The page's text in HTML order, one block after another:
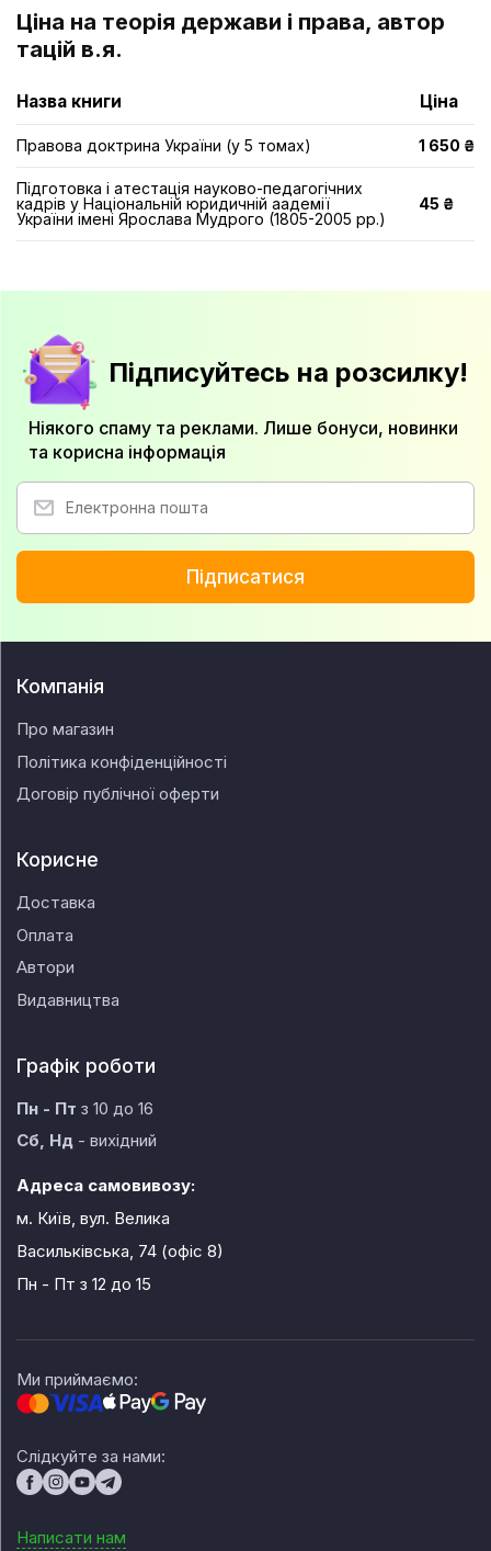
Ціна на теорія держави і права, автор
тацій в.я.
Назва книги Ціна
Правова доктрина України (у 5 томах) 1 650 ₴
Підготовка і атестація науково-педагогічних
кадрів у Національній юридичній аадемії
України імені Ярослава Мудрого (1805-2005 рр.)
45 ₴
Підписуйтесь на розсилку!
Ніякого спаму та реклами. Лише бонуси, новинки
та корисна інформація
Підписатися
Компанія
Про магазин
Політика конфіденційності
Договір публічної оферти
Корисне
Доставка
Оплата
Автори
Видавництва
Графік роботи
Пн - Пт з 10 до 16
Сб, Нд - вихідний
Адреса самовивозу:
м. Київ, вул. Велика
Васильківська, 74 (офіс 8)
Пн - Пт з 12 до 15
Ми приймаємо:
Слідкуйте за нами:
Написати нам